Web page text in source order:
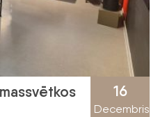
16
Decembris